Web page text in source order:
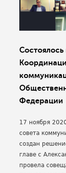
Федерации
17 ноября
совета
создан
главе с
провела